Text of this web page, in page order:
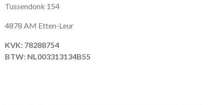
Tussendonk 154
4878 AM Etten-Leur
KVK: 78288754
BTW: NL003313134B55